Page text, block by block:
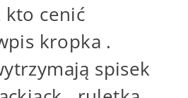
kto cenić
kropka .
spisek